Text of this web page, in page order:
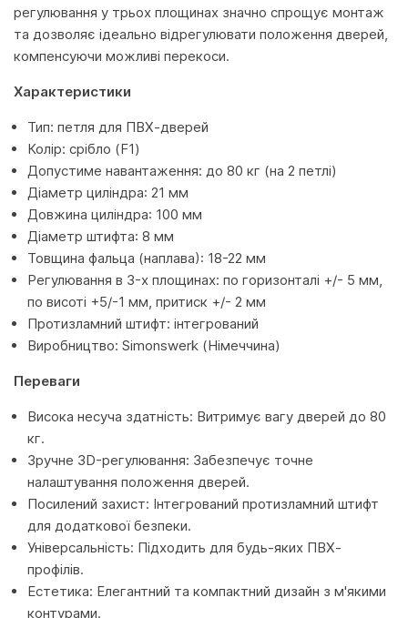
регулювання у трьох площинах значно спрощує монтаж
та дозволяє ідеально відрегулювати положення дверей,
компенсуючи можливі перекоси.
Характеристики
Тип: петля для ПВХ-дверей
Колір: срібло (F1)
Допустиме навантаження: до 80 кг (на 2 петлі)
Діаметр циліндра: 21 мм
Довжина циліндра: 100 мм
Діаметр штифта: 8 мм
Товщина фальца (наплава): 18-22 мм
Регулювання в 3-х площинах: по горизонталі +/- 5 мм,
по висоті +5/-1 мм, притиск +/- 2 мм
Протизламний штифт: інтегрований
Виробництво: Simonswerk (Німеччина)
Переваги
Висока несуча здатність: Витримує вагу дверей до 80
кг.
Зручне 3D-регулювання: Забезпечує точне
налаштування положення дверей.
Посилений захист: Інтегрований протизламний штифт
для додаткової безпеки.
Універсальність: Підходить для будь-яких ПВХ-
профілів.
Естетика: Елегантний та компактний дизайн з м'якими
контурами.